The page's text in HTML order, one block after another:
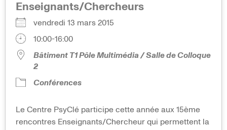
Enseignants/Chercheurs
vendredi 13 mars 2015
10:00-16:00
Bâtiment T1 Pôle Multimédia / Salle de Colloque
2
Conférences
Le Centre PsyClé participe cette année aux 15ème
rencontres Enseignants/Chercheur qui permettent la